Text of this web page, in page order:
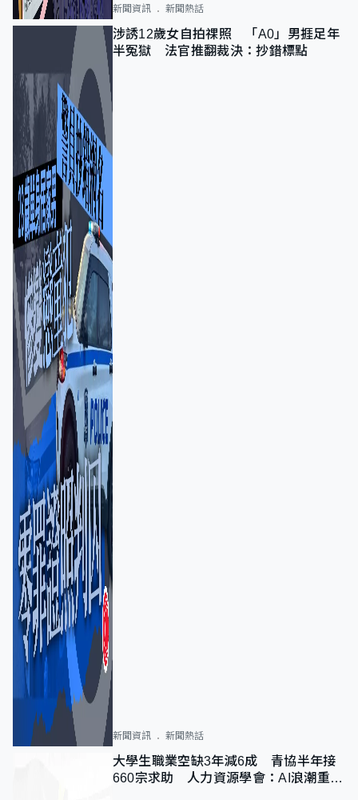
新聞資訊 新聞熱話
涉誘12歲女自拍祼照 「A0」男捱足年
半冤獄 法官推翻裁決：抄錯標點
新聞資訊 新聞熱話
大學生職業空缺3年減6成 青協半年接
660宗求助 人力資源學會：AI浪潮重整